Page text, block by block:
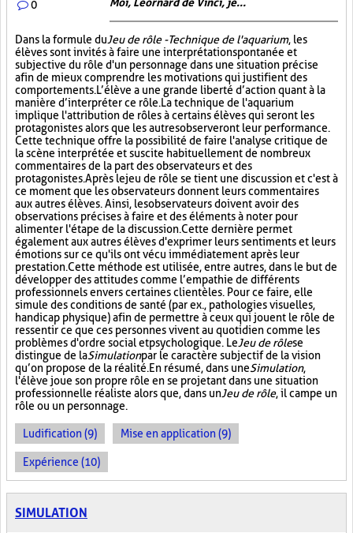
0
Dans la formule duJeu de rôle - Technique de l'aquarium, les
élèves sont invités à faire une interprétation spontanée et
subjective du rôle d'un personnage dans une situation précise
afin de mieux comprendre les motivations qui justifient des
comportements. L’élève a une grande liberté d’action quant à la
manière d’interpréter ce rôle. La technique de l'aquarium
implique l'attribution de rôles à certains élèves qui seront les
protagonistes alors que les autres observeront leur performance.
Cette technique offre la possibilité de faire l'analyse critique de
la scène interprétée et suscite habituellement de nombreux
commentaires de la part des observateurs et des
protagonistes. Après le jeu de rôle se tient une discussion et c'est à
ce moment que les observateurs donnent leurs commentaires
aux autres élèves. Ainsi, les observateurs doivent avoir des
observations précises à faire et des éléments à noter pour
alimenter l'étape de la discussion. Cette dernière permet
également aux autres élèves d'exprimer leurs sentiments et leurs
émotions sur ce qu'ils ont vécu immédiatement après leur
prestation. Cette méthode est utilisée, entre autres, dans le but de
développer des attitudes comme l’empathie de différents
professionnels envers certaines clientèles. Pour ce faire, elle
simule des conditions de santé (par ex., pathologies visuelles,
handicap physique) afin de permettre à ceux qui jouent le rôle de
ressentir ce que ces personnes vivent au quotidien comme les
problèmes d'ordre social et psychologique. LeJeu de rôlese
distingue de laSimulationpar le caractère subjectif de la vision
qu’on propose de la réalité. En résumé, dans uneSimulation,
l'élève joue son propre rôle en se projetant dans une situation
professionnelle réaliste alors que, dans unJeu de rôle, il campe un
rôle ou un personnage.
Ludification (9) Mise en application (9)
Expérience (10)
SIMULATION